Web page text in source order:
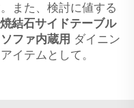
また、検討に値する
結石サイドテーブル
ファ内蔵用 ダイニン
イテムとして。